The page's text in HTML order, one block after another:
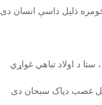
ذلیل داسې انسان دی
د اولاد تباهي غواړي
غصب دپاک سبحان دی